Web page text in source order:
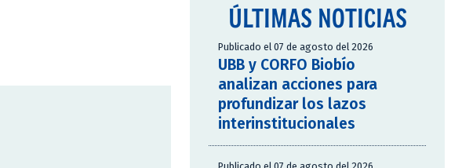
ÚLTIMAS NOTICIAS
Publicado el 07 de agosto del 2026
UBB y CORFO Biobío
analizan acciones para
profundizar los lazos
interinstitucionales